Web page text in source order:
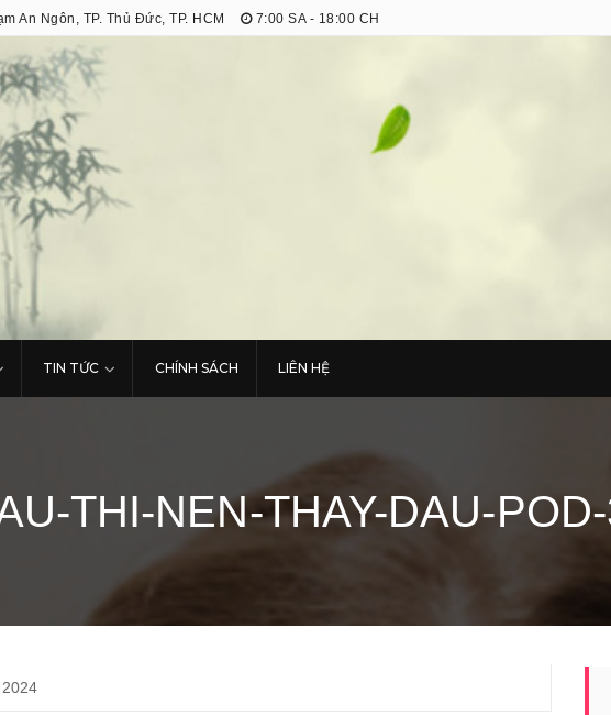
An Ngôn, TP. Thủ Đức, TP. HCM 7:00 SA - 18:00 CH
TIN TỨC CHÍNH SÁCH LIÊN HỆ
THI-NEN-THAY-DAU-